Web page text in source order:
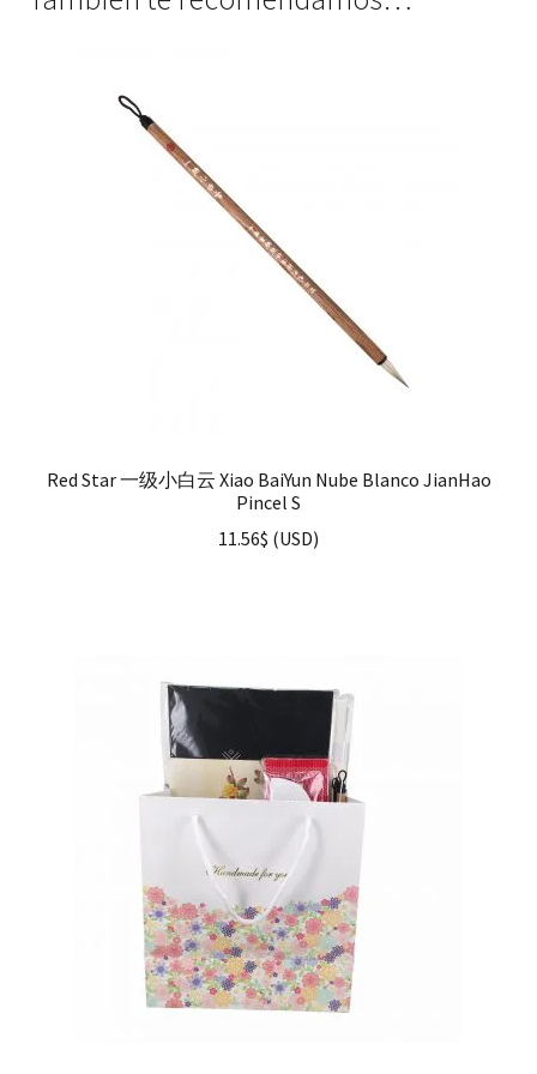
Red Star 一级小白云 Xiao BaiYun Nube Blanco JianHao
Pincel S
11.56$ (USD)